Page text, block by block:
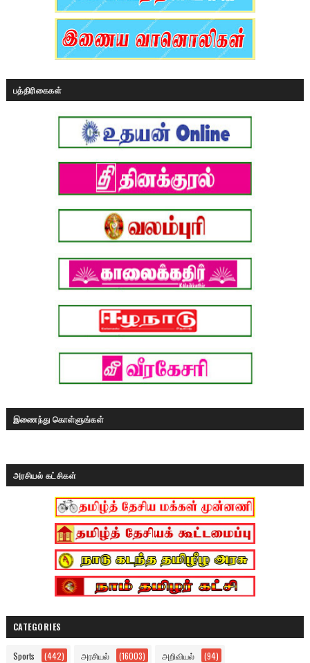
பத்திரிகைகள்
இணைந்து கொள்ளுங்கள்
அரசியல் கட்சிகள்
CATEGORIES
Sports (442) அரசியல் (16003) அறிவியல் (94)